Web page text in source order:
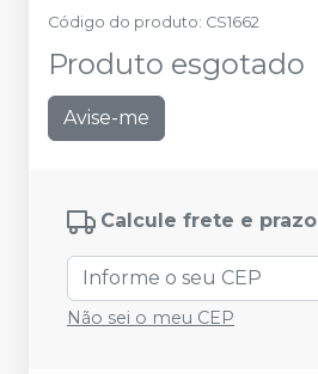
Código do produto: CS1662
Produto esgotado
Avise-me
Calcule frete e prazo
Não sei o meu CEP